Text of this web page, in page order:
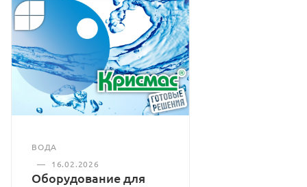
ВОДА
—
16.02.2026
Оборудование для